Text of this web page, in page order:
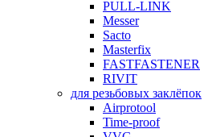
PULL-LINK
Messer
Sacto
Masterfix
FASTFASTENER
RIVIT
для резьбовых заклёпок
Airprotool
Time-proof